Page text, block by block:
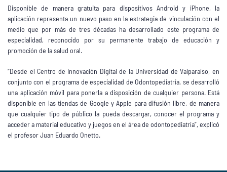
Disponible de manera gratuita para dispositivos Android y iPhone, la
aplicación representa un nuevo paso en la estrategia de vinculación con el
medio que por más de tres décadas ha desarrollado este programa de
especialidad, reconocido por su permanente trabajo de educación y
promoción de la salud oral.
“Desde el Centro de Innovación Digital de la Universidad de Valparaíso, en
conjunto con el programa de especialidad de Odontopediatría, se desarrolló
una aplicación móvil para ponerla a disposición de cualquier persona. Está
disponible en las tiendas de Google y Apple para difusión libre, de manera
que cualquier tipo de público la pueda descargar, conocer el programa y
acceder a material educativo y juegos en el área de odontopediatría”, explicó
el profesor Juan Eduardo Onetto.